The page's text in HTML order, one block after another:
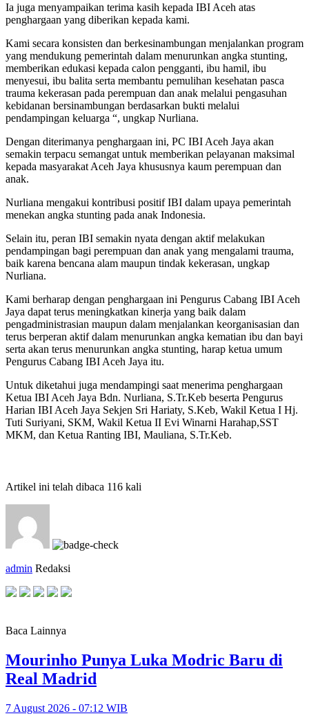
Ia juga menyampaikan terima kasih kepada IBI Aceh atas
penghargaan yang diberikan kepada kami.
Kami secara konsisten dan berkesinambungan menjalankan program
yang mendukung pemerintah dalam menurunkan angka stunting,
memberikan edukasi kepada calon pengganti, ibu hamil, ibu
menyesui, ibu balita serta membantu pemulihan kesehatan pasca
trauma kekerasan pada perempuan dan anak melalui pengasuhan
kebidanan bersinambungan berdasarkan bukti melalui
pendampingan keluarga “, ungkap Nurliana.
Dengan diterimanya penghargaan ini, PC IBI Aceh Jaya akan
semakin terpacu semangat untuk memberikan pelayanan maksimal
kepada masyarakat Aceh Jaya khususnya kaum perempuan dan
anak.
Nurliana mengakui kontribusi positif IBI dalam upaya pemerintah
menekan angka stunting pada anak Indonesia.
Selain itu, peran IBI semakin nyata dengan aktif melakukan
pendampingan bagi perempuan dan anak yang mengalami trauma,
baik karena bencana alam maupun tindak kekerasan, ungkap
Nurliana.
Kami berharap dengan penghargaan ini Pengurus Cabang IBI Aceh
Jaya dapat terus meningkatkan kinerja yang baik dalam
pengadministrasian maupun dalam menjalankan keorganisasian dan
terus berperan aktif dalam menurunkan angka kematian ibu dan bayi
serta akan terus menurunkan angka stunting, harap ketua umum
Pengurus Cabang IBI Aceh Jaya itu.
Untuk diketahui juga mendampingi saat menerima penghargaan
Ketua IBI Aceh Jaya Bdn. Nurliana, S.Tr.Keb beserta Pengurus
Harian IBI Aceh Jaya Sekjen Sri Hariaty, S.Keb, Wakil Ketua I Hj.
Tuti Suriyani, SKM, Wakil Ketua II Evi Winarni Harahap,SST
MKM, dan Ketua Ranting IBI, Mauliana, S.Tr.Keb.
Artikel ini telah dibaca 116 kali
admin Redaksi
Baca Lainnya
Mourinho Punya Luka Modric Baru di
Real Madrid
7 August 2026 - 07:12 WIB